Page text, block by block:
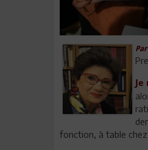
fonction, à table